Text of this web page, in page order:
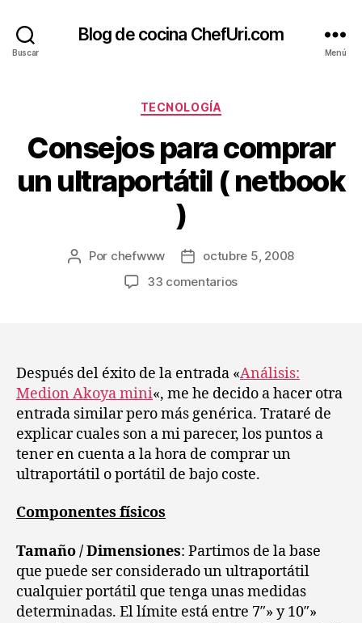
Buscar
Blog de cocina ChefUri.com
Menú
Categorías
TECNOLOGÍA
Consejos para comprar
un ultraportátil ( netbook
)
Autor
Por chefwww
Fechaoctubre 5, 2008
33 comentariosen
ultraportátil
(
netbook
)
Después del éxito de la entrada «Análisis:
Medion Akoya mini«, me he decido a hacer otra
entrada similar pero más genérica. Trataré de
explicar cuales son a mi parecer, los puntos a
tener en cuenta a la hora de comprar un
ultraportátil o portátil de bajo coste.
Componentes físicos
Tamaño / Dimensiones: Partimos de la base
que puede ser considerado un ultraportátil
cualquier portátil que tenga unas medidas
determinadas. El límite está entre 7″» y 10″»